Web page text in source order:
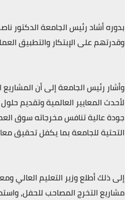
بدوره أشاد رئيس الجامعة
وقدرتهم على الإبتكار والتطبيق
وأشار رئيس الجامعة إلى أن
لأحدث المعايير العالمية وتقديم
جودة عالية تنافس مخرجاته سوق
التحتية للجامعة بما يكفل تحقيق
إلى ذلك أطلع وزير التعليم العالي
مشاريع التخرج المصاحب للحفل،